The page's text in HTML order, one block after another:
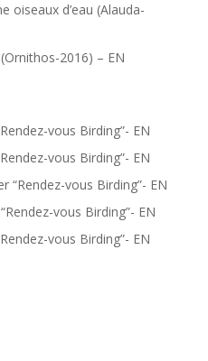
oiseaux d’eau (Alauda-
2016) – EN
vous Birding”- EN
vous Birding”- EN
“Rendez-vous Birding”- EN
vous Birding”- EN
vous Birding”- EN